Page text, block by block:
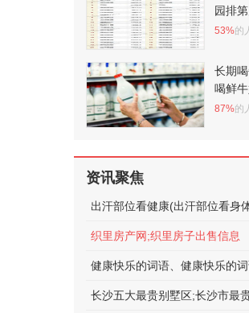
园排
53%的
长期
喝鲜
87%的
资讯聚焦
出汗部位看健康(出汗部位看身
织里房产网;织里房子出售信息
健康快乐的词语、健康快乐的
长沙五大最贵别墅区;长沙市最